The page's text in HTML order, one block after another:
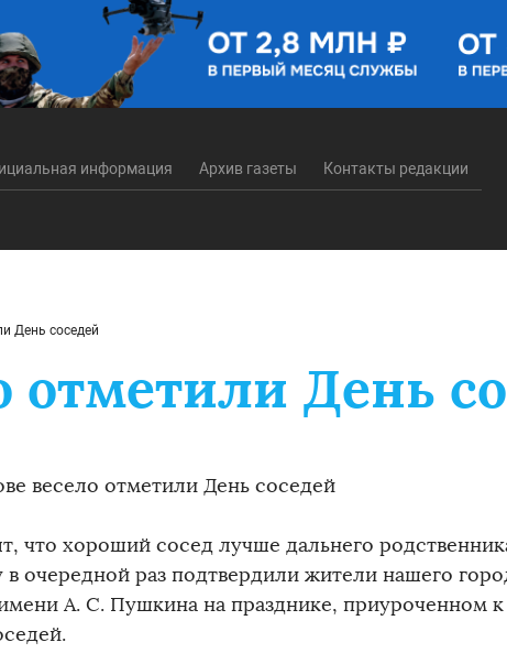
информация Архив газеты Контакты редакции
День соседей
отметили День
весело отметили День соседей
что хороший сосед лучше дальнего
в очередной раз подтвердили жители нашего
А. С. Пушкина на празднике, приуроченном